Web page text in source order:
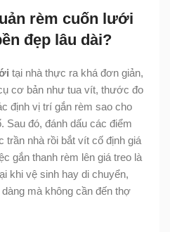
rèm cuốn lưới
đẹp lâu dài?
tại nhà thực ra khá đơn giản,
cơ bản như tua vít, thước đo
định vị trí gắn rèm sao cho
Sau đó, đánh dấu các điểm
trần nhà rồi bắt vít cố định giá
gắn thanh rèm lên giá treo là
khi vệ sinh hay di chuyển,
mà không cần đến thợ